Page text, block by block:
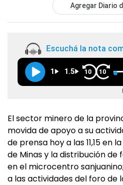
Agregar Diario
Escuchá la nota
1 1.5 10 10
El sector minero de la
movida de apoyo a su
de prensa hoy a las 11,15 en
de Minas y la distribución
en el microcentro
a las actividades del foro de